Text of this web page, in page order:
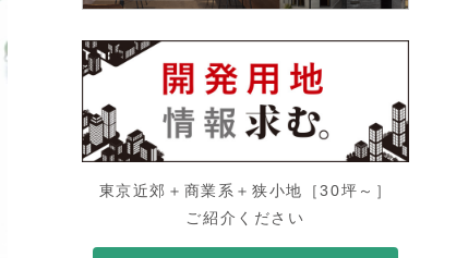
東京近郊＋商業系＋狭小地［30坪～］
ご紹介ください